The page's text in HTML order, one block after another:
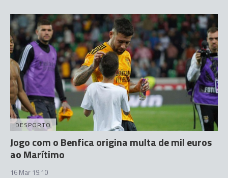
DESPORTO
Jogo com o Benfica origina multa de mil euros
ao Marítimo
16 Mar 19:10